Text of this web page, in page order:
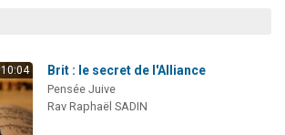
Il reste 49 places pour étudier en groupe sur Zoom
12 nouvelles musiques dans Torah-Box Music
10:04 Brit : le secret de l'Alliance
Pensée Juive
Rav Raphaël SADIN